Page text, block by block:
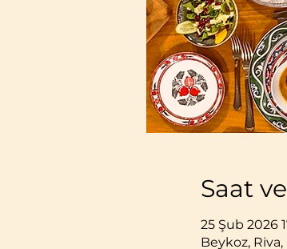
Saat
25 Şub 2026
Beykoz,